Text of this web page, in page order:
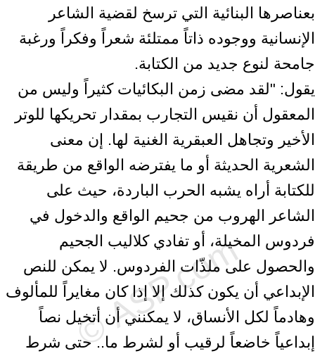
بعناصرها البنائية التي ترسخ لقضية الشاعر
الإنسانية ووجوده ذاتاً ممتلئة شعراً وفكراً ورغبة
جامحة لنوع جديد من الكتابة.
يقول: "لقد مضى زمن البكائيات كثيراً وليس من
المعقول أن نقيس التجارب بمقدار تحريكها للوتر
الأخير وتجاهل العبقرية الغنية لها. إن معنى
الشعرية الحديثة أو ما يفترضه الواقع من طريقة
للكتابة أراه يشبه الحرب الباردة، حيث على
الشاعر الهروب من جحيم الواقع والدخول في
فردوس المخيلة، أو تفادي كلاليب الجحيم
والحصول على ملذّات الفردوس. لا يمكن للنص
الإبداعي أن يكون كذلك إلا إذا كان مغايراً للمألوف
وهادماً لكل الأنساق، لا يمكنني أن أتخيل نصاً
إبداعياً خاضعاً لرقيب أو لشرط ما.. حتى شرط